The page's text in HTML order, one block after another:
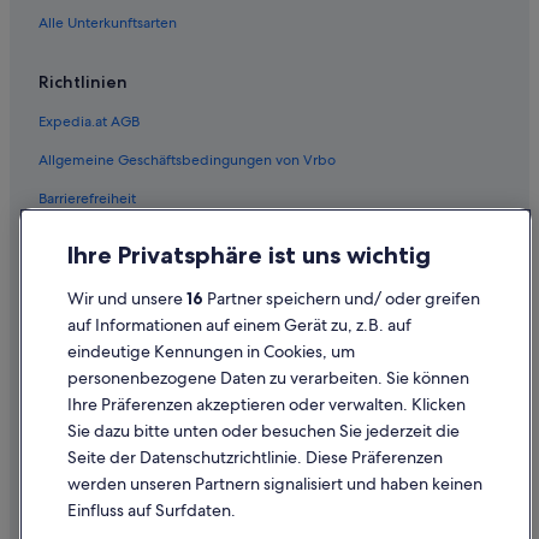
Hotels nahe Louise Davies Symphony Hall
Mid-Market: Hotels
Hotels mit Restaurant in Mission District
Historische in Nob Hill
Hotels nahe Pier 39
Aparthotels in San Francisco
Hostels in San Francisco
Boutique- in San Francisco
Business in San Francisco
Alle Unterkunftsarten
Richtlinien
Expedia.at AGB
Allgemeine Geschäftsbedingungen von Vrbo
Barrierefreiheit
Rechtliche Hinweise/Kontakt
Inhaltsrichtlinien und Melden von Inhalten
Hilfe
Hilfe
Ihre Privatsphäre ist uns wichtig
Wir und unsere16 Partner speichern und/ oder greifen
auf Informationen auf einem Gerät zu, z.B. auf
eindeutige Kennungen in Cookies, um
personenbezogene Daten zu verarbeiten. Sie können
Ihre Präferenzen akzeptieren oder verwalten. Klicken
Sie dazu bitte unten oder besuchen Sie jederzeit die
Seite der Datenschutzrichtlinie. Diese Präferenzen
werden unseren Partnern signalisiert und haben keinen
Einfluss auf Surfdaten.